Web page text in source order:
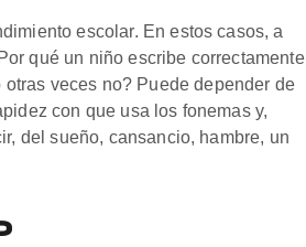
escolar. En estos casos, a
qué un niño escribe correctamente
otras veces no? Puede depender de
con que usa los fonemas y,
del sueño, cansancio, hambre, un